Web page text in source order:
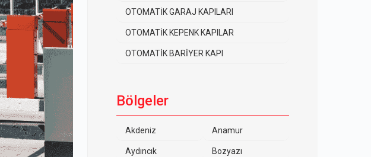
OTOMATİK GARAJ KAPILARI
OTOMATİK KEPENK KAPILAR
OTOMATİK BARİYER KAPI
Bölgeler
Akdeniz Anamur
Aydıncık Bozyazı